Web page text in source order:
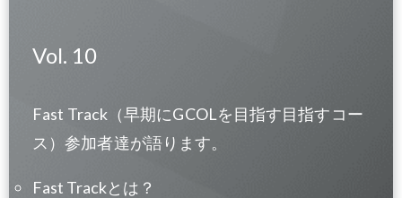
Vol. 10
Fast Track（早期にGCOLを目指す目指すコー
ス）参加者達が語ります。
Fast Trackとは？